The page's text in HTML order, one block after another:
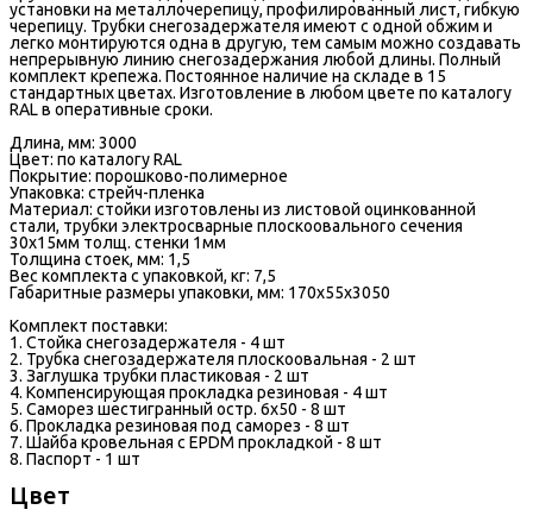
установки на металлочерепицу, профилированный лист, гибкую
черепицу. Трубки снегозадержателя имеют с одной обжим и
легко монтируются одна в другую, тем самым можно создавать
непрерывную линию снегозадержания любой длины. Полный
комплект крепежа. Постоянное наличие на складе в 15
стандартных цветах. Изготовление в любом цвете по каталогу
RAL в оперативные сроки.
Длина, мм: 3000
Цвет: по каталогу RAL
Покрытие: порошково-полимерное
Упаковка: стрейч-пленка
Материал: стойки изготовлены из листовой оцинкованной
стали, трубки электросварные плоскоовального сечения
30х15мм толщ. стенки 1мм
Толщина стоек, мм: 1,5
Вес комплекта с упаковкой, кг: 7,5
Габаритные размеры упаковки, мм: 170х55х3050
Комплект поставки:
1. Стойка снегозадержателя - 4 шт
2. Трубка снегозадержателя плоскоовальная - 2 шт
3. Заглушка трубки пластиковая - 2 шт
4. Компенсирующая прокладка резиновая - 4 шт
5. Саморез шестигранный остр. 6x50 - 8 шт
6. Прокладка резиновая под саморез - 8 шт
7. Шайба кровельная с EPDM прокладкой - 8 шт
8. Паспорт - 1 шт
Цвет